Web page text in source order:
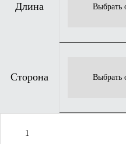
Длина
Сторона